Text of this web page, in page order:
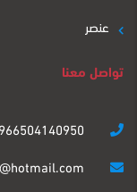
عنصر
تواصل معنا